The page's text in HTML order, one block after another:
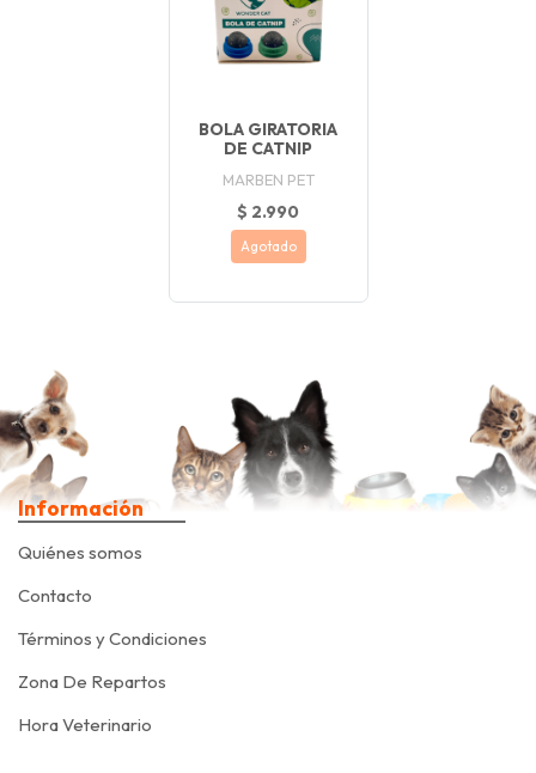
BOLA GIRATORIA
DE CATNIP
MARBEN PET
$ 2.990
Agotado
Información
Quiénes somos
Contacto
Términos y Condiciones
Zona De Repartos
Hora Veterinario